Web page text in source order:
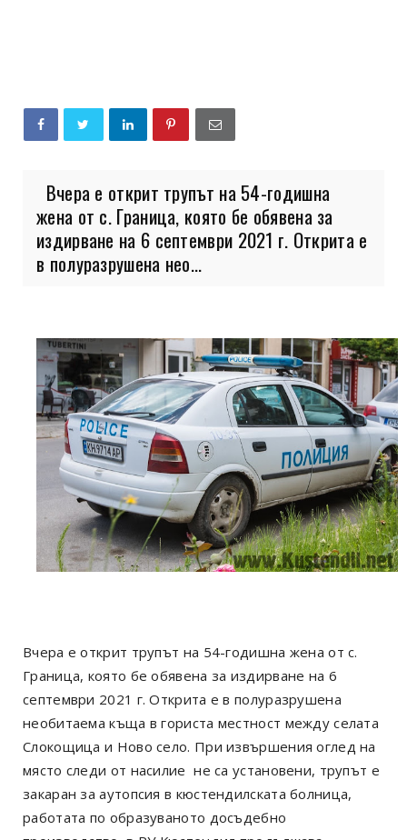
Вчера е открит трупът на 54-годишна
жена от с. Граница, която бе обявена за
издирване на 6 септември 2021 г. Открита е
в полуразрушена нео...
Вчера е открит трупът на 54-годишна жена от с.
Граница, която бе обявена за издирване на 6
септември 2021 г. Открита е в полуразрушена
необитаема къща в гориста местност между селата
Слокощица и Ново село. При извършения оглед на
място следи от насилие не са установени, трупът е
закаран за аутопсия в кюстендилската болница,
работата по образуваното досъдебно